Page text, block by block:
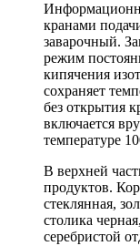
кранами
заварочный.
режим
кипячения
сохраняет
без открытия
включается
температуре
В верхней
продуктов.
стеклянная,
столика
серебристой